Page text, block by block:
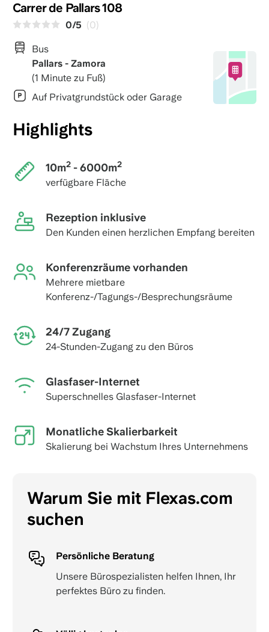
Carrer de Pallars 108
0/5 (0)
Bus
Pallars - Zamora
(1 Minute zu Fuß)
Auf Privatgrundstück oder Garage
Highlights
10m2- 6000m2
verfügbare Fläche
Rezeption inklusive
Den Kunden einen herzlichen Empfang bereiten
Konferenzräume vorhanden
Mehrere mietbare
Konferenz-/Tagungs-/Besprechungsräume
24/7 Zugang
24-Stunden-Zugang zu den Büros
Glasfaser-Internet
Superschnelles Glasfaser-Internet
Monatliche Skalierbarkeit
Skalierung bei Wachstum Ihres Unternehmens
Warum Sie mit Flexas.com
suchen
Persönliche Beratung
Unsere Bürospezialisten helfen Ihnen, Ihr
perfektes Büro zu finden.